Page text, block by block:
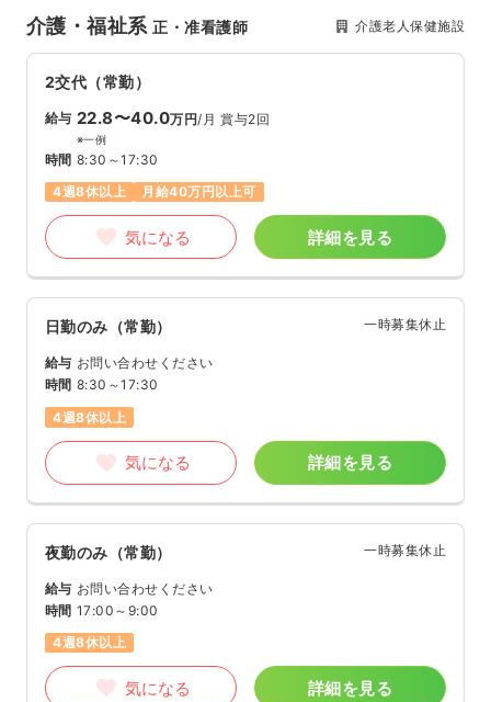
介護・福祉系正・准看護師 介護老人保健施設
2交代（常勤）
給与 22.8〜40.0万円/月 賞与2回
※一例
時間 8:30～17:30
4週8休以上
月給40万円以上可
気になる 詳細を見る
日勤のみ（常勤） 一時募集休止
給与 お問い合わせください
時間 8:30～17:30
4週8休以上
気になる 詳細を見る
夜勤のみ（常勤） 一時募集休止
給与 お問い合わせください
時間 17:00～9:00
4週8休以上
気になる 詳細を見る